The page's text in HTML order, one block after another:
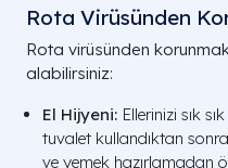
Rota Virüsünden
Rota virüsünden
alabilirsiniz:
El Hijyeni: Ellerinizi sık
tuvalet kullandıktan
ve yemek hazırlamadan